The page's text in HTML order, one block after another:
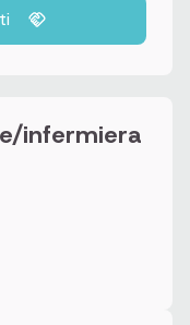
infermiera